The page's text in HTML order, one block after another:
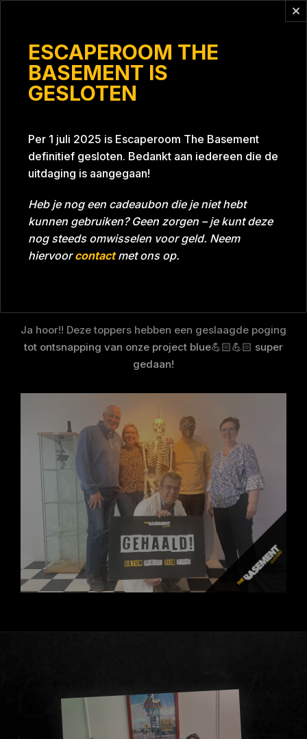
ESCAPEROOM THE
BASEMENT IS
GESLOTEN
Per 1 juli 2025 is Escaperoom The Basement
definitief gesloten. Bedankt aan iedereen die de
uitdaging is aangegaan!
Heb je nog een cadeaubon die je niet hebt
kunnen gebruiken? Geen zorgen – je kunt deze
nog steeds omwisselen voor geld. Neem
hiervoorcontactmet ons op.
Tijd 01:03:49 Datum 14-10-2023
Room Project Blue 26A8
Ja hoor!! Deze toppers hebben een geslaagde poging
tot ontsnapping van onze project blue💪🏻💪🏻 super
gedaan!